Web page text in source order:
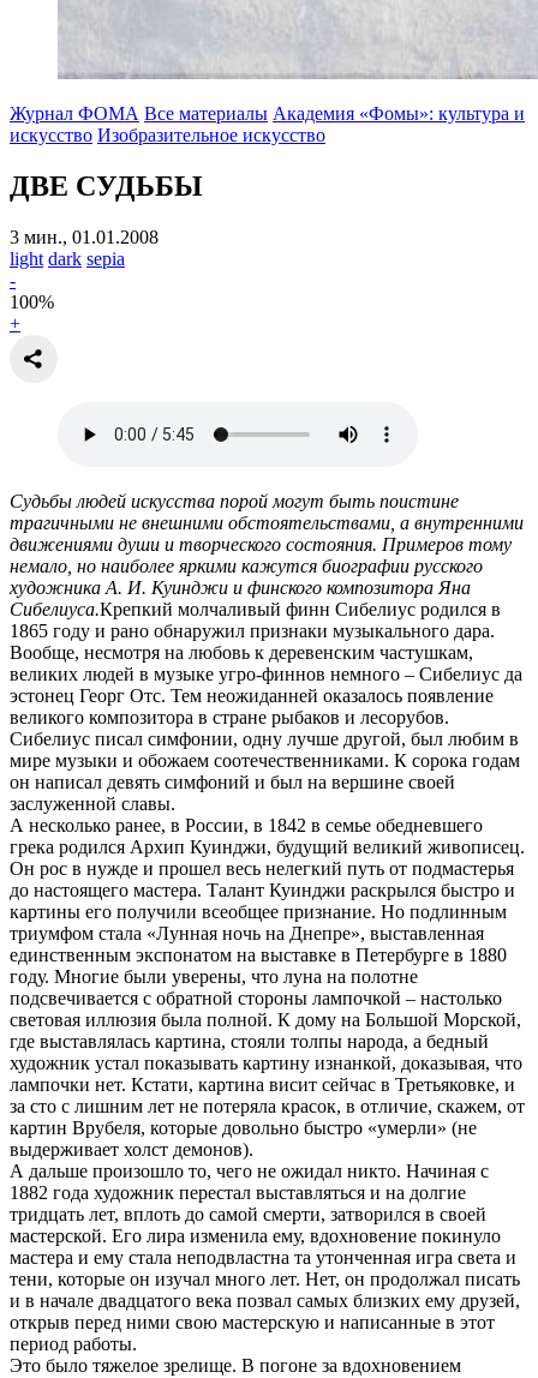
Журнал ФОМА Все материалы Академия «Фомы»: культура и
искусство Изобразительное искусство
ДВЕ СУДЬБЫ
3 мин., 01.01.2008
light dark sepia
-
100%
+
Судьбы людей искусства порой могут быть поистине
трагичными не внешними обстоятельствами, а внутренними
движениями души и творческого состояния. Примеров тому
немало, но наиболее яркими кажутся биографии русского
художника А. И. Куинджи и финского композитора Яна
Сибелиуса.Крепкий молчаливый финн Сибелиус родился в
1865 году и рано обнаружил признаки музыкального дара.
Вообще, несмотря на любовь к деревенским частушкам,
великих людей в музыке угро-финнов немного – Сибелиус да
эстонец Георг Отс. Тем неожиданней оказалось появление
великого композитора в стране рыбаков и лесорубов.
Сибелиус писал симфонии, одну лучше другой, был любим в
мире музыки и обожаем соотечественниками. К сорока годам
он написал девять симфоний и был на вершине своей
заслуженной славы.
А несколько ранее, в России, в 1842 в семье обедневшего
грека родился Архип Куинджи, будущий великий живописец.
Он рос в нужде и прошел весь нелегкий путь от подмастерья
до настоящего мастера. Талант Куинджи раскрылся быстро и
картины его получили всеобщее признание. Но подлинным
триумфом стала «Лунная ночь на Днепре», выставленная
единственным экспонатом на выставке в Петербурге в 1880
году. Многие были уверены, что луна на полотне
подсвечивается с обратной стороны лампочкой – настолько
световая иллюзия была полной. К дому на Большой Морской,
где выставлялась картина, стояли толпы народа, а бедный
художник устал показывать картину изнанкой, доказывая, что
лампочки нет. Кстати, картина висит сейчас в Третьяковке, и
за сто с лишним лет не потеряла красок, в отличие, скажем, от
картин Врубеля, которые довольно быстро «умерли» (не
выдерживает холст демонов).
А дальше произошло то, чего не ожидал никто. Начиная с
1882 года художник перестал выставляться и на долгие
тридцать лет, вплоть до самой смерти, затворился в своей
мастерской. Его лира изменила ему, вдохновение покинуло
мастера и ему стала неподвластна та утонченная игра света и
тени, которые он изучал много лет. Нет, он продолжал писать
и в начале двадцатого века позвал самых близких ему друзей,
открыв перед ними свою мастерскую и написанные в этот
период работы.
Это было тяжелое зрелище. В погоне за вдохновением